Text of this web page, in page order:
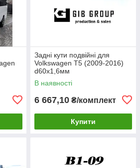
Задні кути подвійні для
Volkswagen T5 (2009-2016)
d60х1,6мм
В наявності
6 667,10 ₴/комплект
Купити